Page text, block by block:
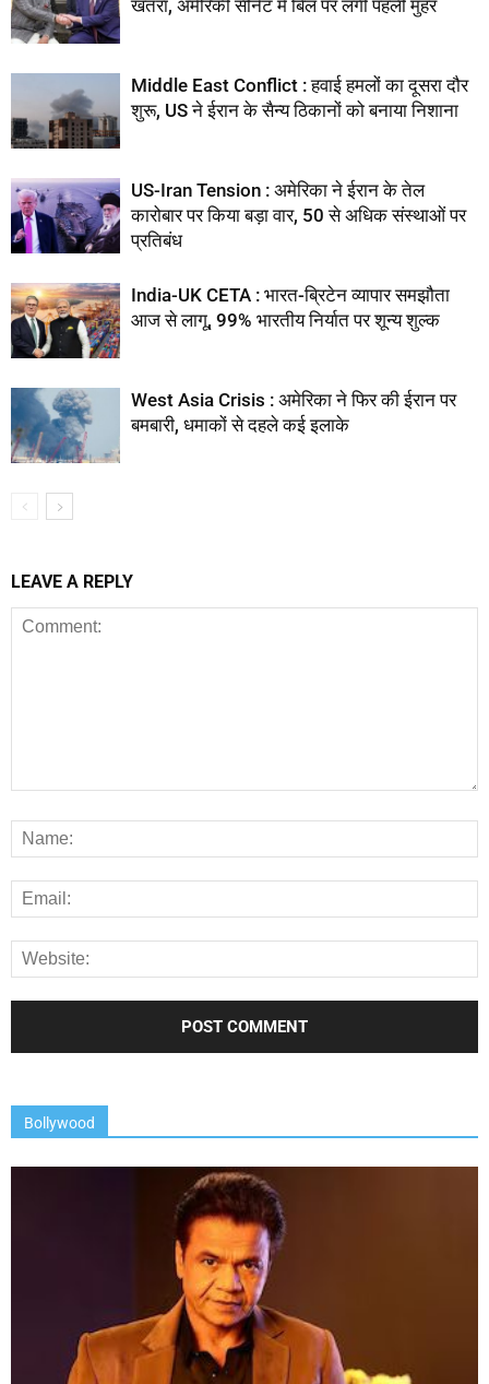
खतरा, अमेरिकी सीनेट में बिल पर लगी पहली मुहर
Middle East Conflict : हवाई हमलों का दूसरा दौर
शुरू, US ने ईरान के सैन्य ठिकानों को बनाया निशाना
US-Iran Tension : अमेरिका ने ईरान के तेल
कारोबार पर किया बड़ा वार, 50 से अधिक संस्थाओं पर
प्रतिबंध
India-UK CETA : भारत-ब्रिटेन व्यापार समझौता
आज से लागू, 99% भारतीय निर्यात पर शून्य शुल्क
West Asia Crisis : अमेरिका ने फिर की ईरान पर
बमबारी, धमाकों से दहले कई इलाके
LEAVE A REPLY
Bollywood